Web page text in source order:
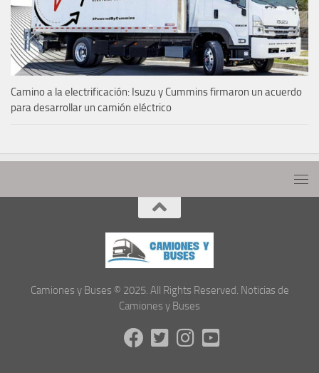
Camino a la electrificación: Isuzu y Cummins firmaron un acuerdo
para desarrollar un camión eléctrico
Camiones y Buses © 2025. All Rights Reserved. Noticias de
Camiones y Buses